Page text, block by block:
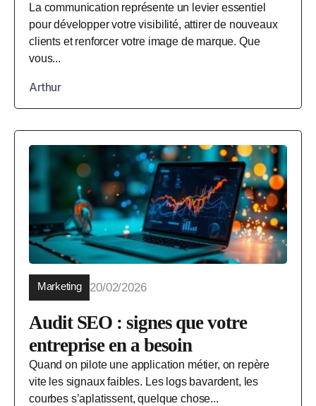
La communication représente un levier essentiel
pour développer votre visibilité, attirer de nouveaux
clients et renforcer votre image de marque. Que
vous...
Arthur
Marketing 20/02/2026
Audit SEO : signes que votre
entreprise en a besoin
Quand on pilote une application métier, on repère
vite les signaux faibles. Les logs bavardent, les
courbes s’aplatissent, quelque chose...